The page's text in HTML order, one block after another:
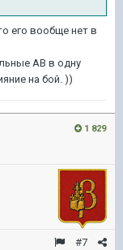
его вообще нет в
АВ в одну
на бой. ))
1 829
#7